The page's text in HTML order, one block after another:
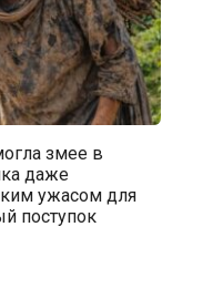
змее в
даже
ужасом для
поступок